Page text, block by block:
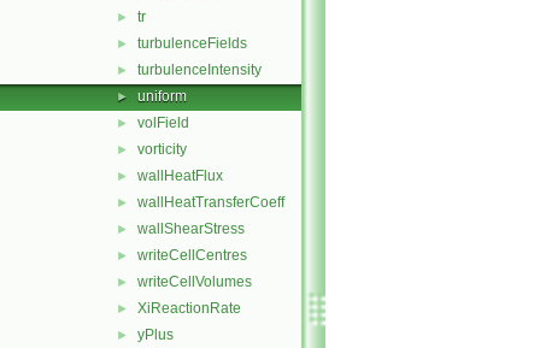
► tr
► turbulenceFields
► turbulenceIntensity
► uniform
► volField
► vorticity
► wallHeatFlux
► wallHeatTransferCoeff
► wallShearStress
► writeCellCentres
► writeCellVolumes
► XiReactionRate
► yPlus